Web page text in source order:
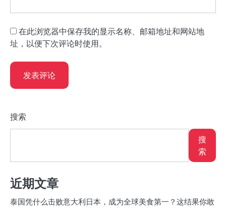
在此浏览器中保存我的显示名称、邮箱地址和网站地
址，以便下次评论时使用。
搜索
搜
索
近期文章
泰国凭什么击败意大利日本，成为全球美食第一？这结果你敢